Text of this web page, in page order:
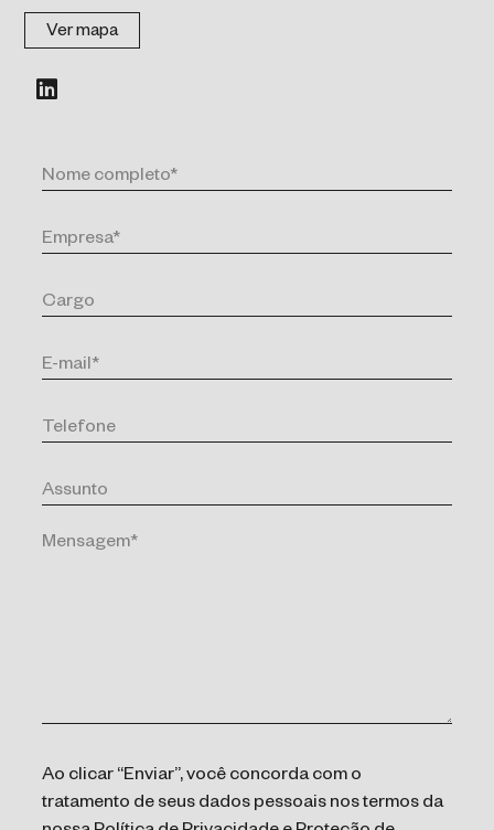
Ver mapa
Ao clicar “Enviar”, você concorda com o
tratamento de seus dados pessoais nos termos da